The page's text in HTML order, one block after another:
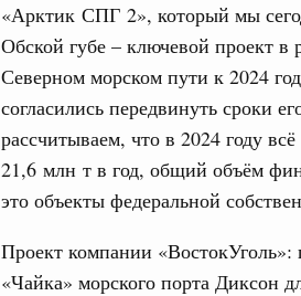
«Арктик СПГ 2», который мы
Обской губе – ключевой проект в
Северном морском пути к 2024
согласились передвинуть сроки
рассчитываем, что в 2024 году
21,6 млн т в год, общий объём
это объекты федеральной
Проект компании «ВостокУголь»:
«Чайка» морского порта Диксон